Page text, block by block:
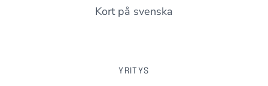
Kort på svenska
YRITYS